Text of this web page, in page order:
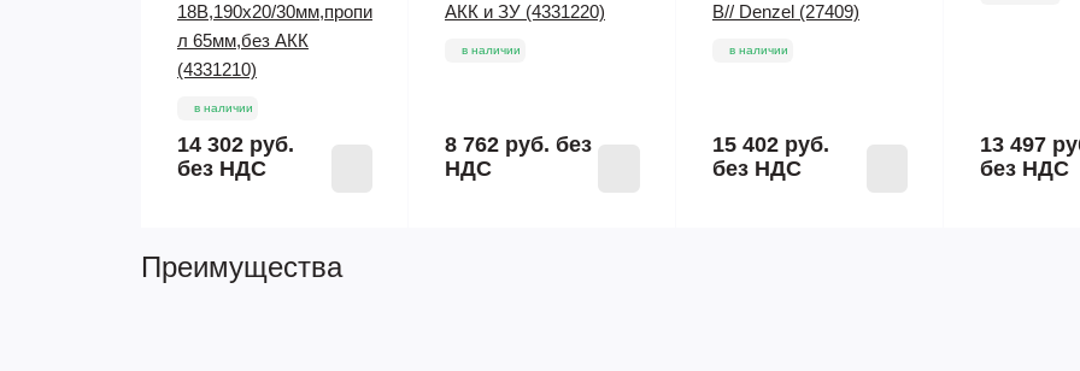
18В,190х20/30мм,пропи
л 65мм,без АКК
(4331210)
в наличии
14 302 руб.
без НДС
АКК и ЗУ (4331220)
в наличии
8 762 руб. без
НДС
В// Denzel (27409)
в наличии
15 402 руб.
без НДС
13 497
без НДС
Преимущества